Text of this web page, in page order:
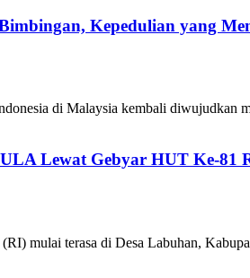
Kepedulian yang
di Malaysia kembali
Lewat Gebyar HUT Ke-81
mulai terasa di Desa Labuhan,